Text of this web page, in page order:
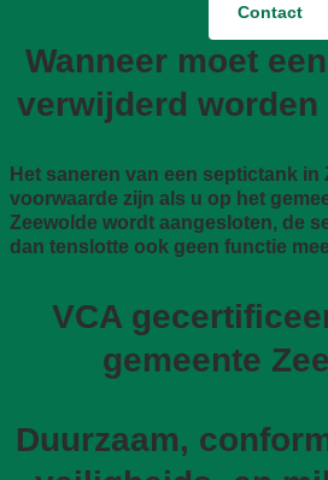
Contact
Wanneer moet
verwijderd worden
Het saneren van een septictank in
voorwaarde zijn als u op het
Zeewolde wordt aangesloten, de
dan tenslotte ook geen functie
VCA
gemeente
Duurzaam,